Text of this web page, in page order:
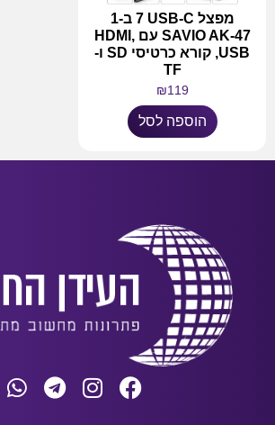
מפצל USB-C ‏7 ב-1
SAVIO AK-47 עם HDMI,
USB, קורא כרטיסי SD ו-
TF
₪119
הוספה לסל